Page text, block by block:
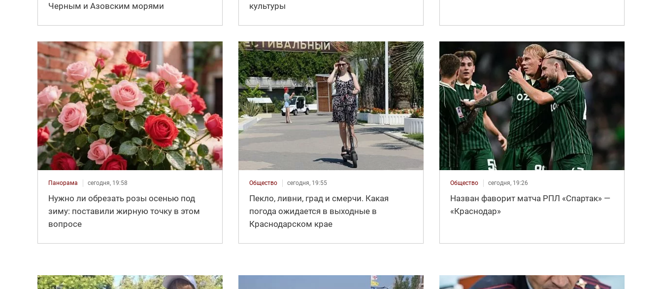
Черным и Азовским морями
культуры
Панорама сегодня, 19:58
Нужно ли обрезать розы осенью под
зиму: поставили жирную точку в этом
вопросе
Общество сегодня, 19:55
Пекло, ливни, град и смерчи. Какая
погода ожидается в выходные в
Краснодарском крае
Общество сегодня, 19:26
Назван фаворит матча РПЛ «Спартак» —
«Краснодар»